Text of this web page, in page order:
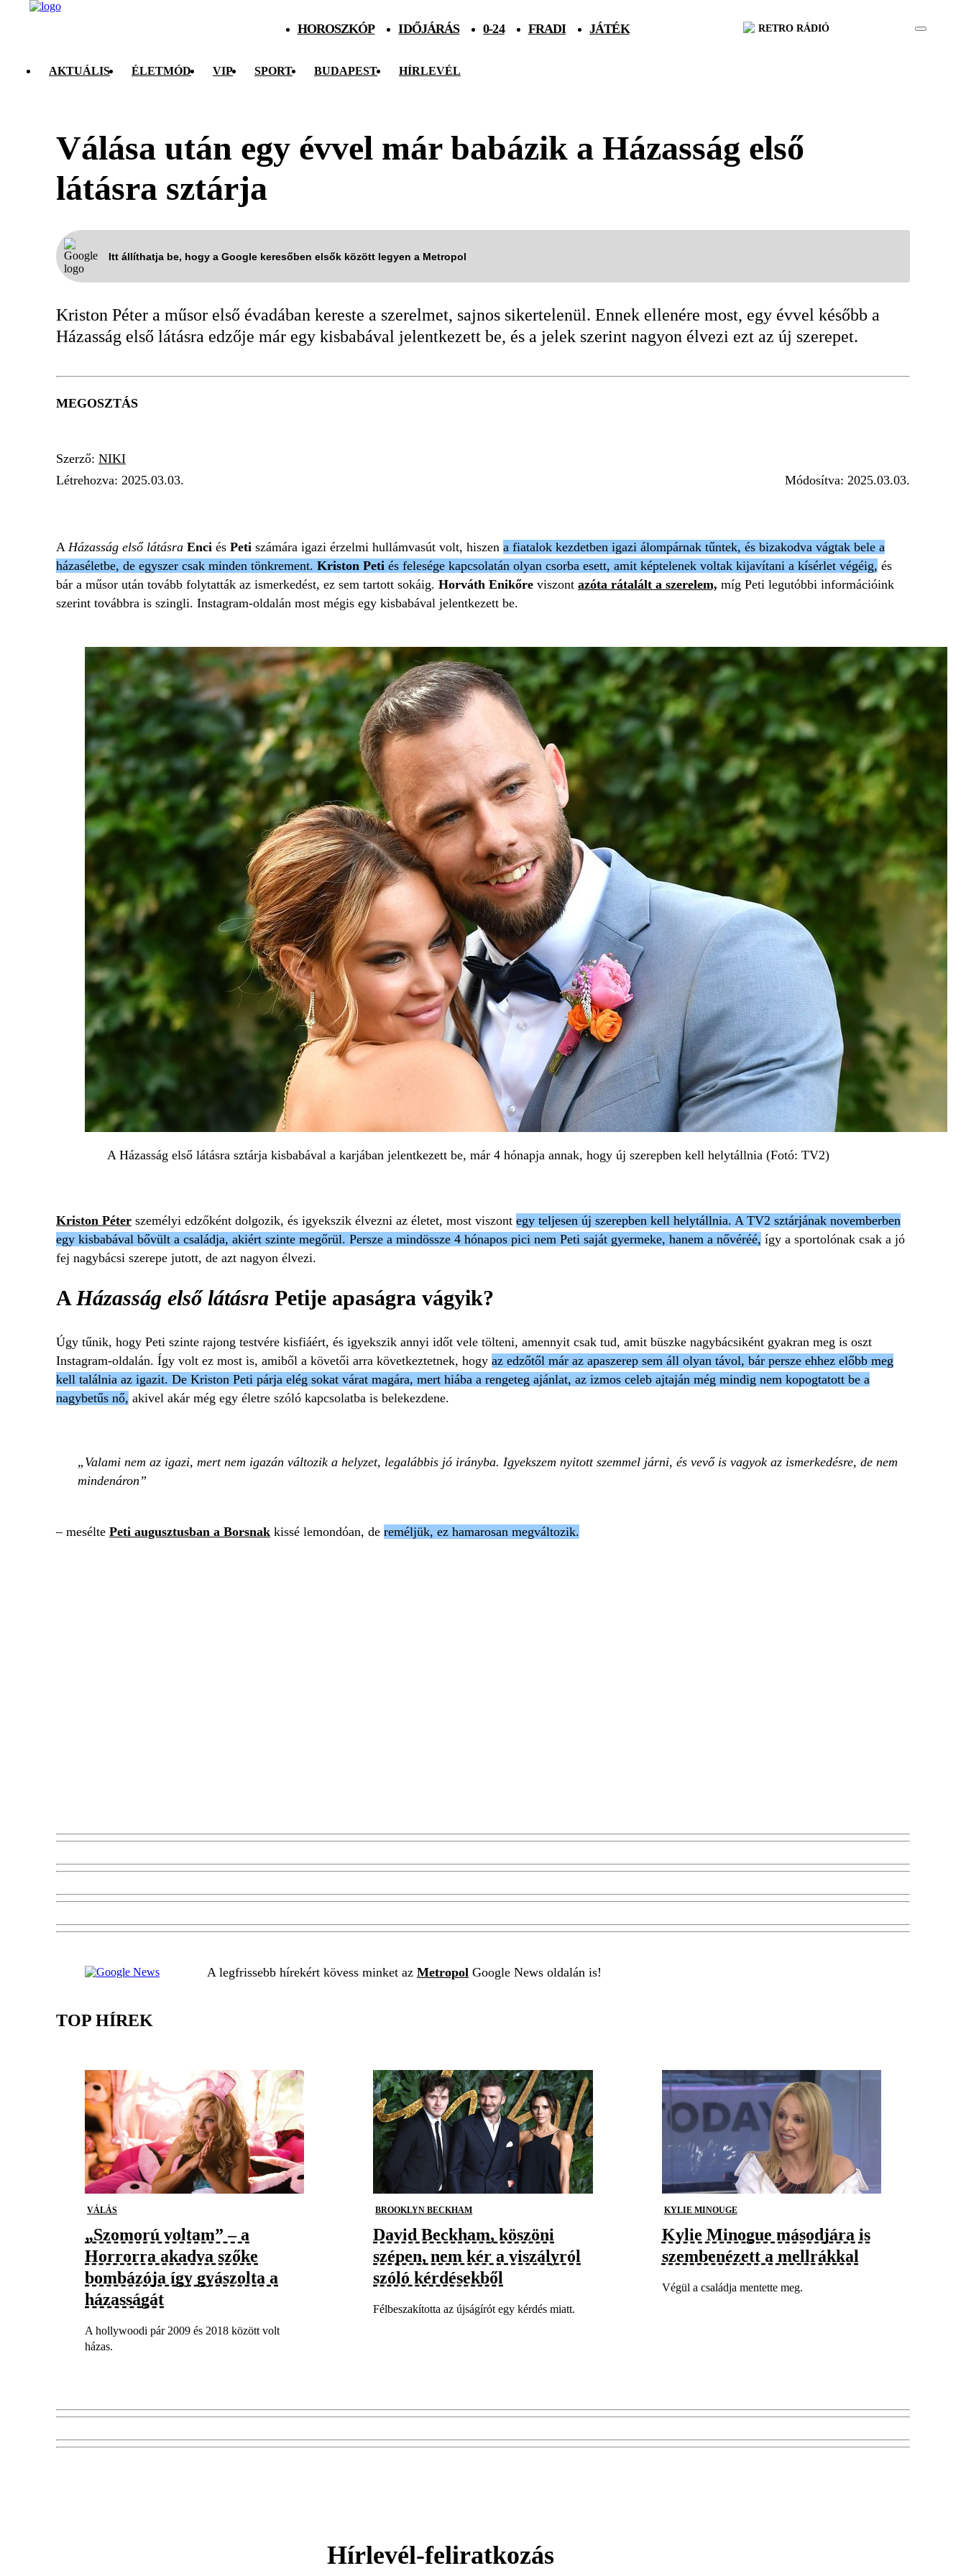
HOROSZKÓP IDŐJÁRÁS 0-24 FRADI JÁTÉK RETRO RÁDIÓ
AKTUÁLIS ÉLETMÓD VIP SPORT BUDAPEST HÍRLEVÉL
Válása után egy évvel már babázik a Házasság első
látásra sztárja
Itt állíthatja be, hogy a Google keresőben elsők között legyen a Metropol
Kriston Péter a műsor első évadában kereste a szerelmet, sajnos sikertelenül. Ennek ellenére most, egy évvel később a
Házasság első látásra edzője már egy kisbabával jelentkezett be, és a jelek szerint nagyon élvezi ezt az új szerepet.
MEGOSZTÁS
Szerző: NIKI
Létrehozva: 2025.03.03. Módosítva: 2025.03.03.
A Házasság első látásra Enci és Peti számára igazi érzelmi hullámvasút volt, hiszen a fiatalok kezdetben igazi álompárnak tűntek, és bizakodva vágtak bele a
házaséletbe, de egyszer csak minden tönkrement. Kriston Peti és felesége kapcsolatán olyan csorba esett, amit képtelenek voltak kijavítani a kísérlet végéig, és
bár a műsor után tovább folytatták az ismerkedést, ez sem tartott sokáig. Horváth Enikőre viszont azóta rátalált a szerelem, míg Peti legutóbbi információink
szerint továbbra is szingli. Instagram-oldalán most mégis egy kisbabával jelentkezett be.
A Házasság első látásra sztárja kisbabával a karjában jelentkezett be, már 4 hónapja annak, hogy új szerepben kell helytállnia (Fotó: TV2)
Kriston Péter személyi edzőként dolgozik, és igyekszik élvezni az életet, most viszont egy teljesen új szerepben kell helytállnia. A TV2 sztárjának novemberben
egy kisbabával bővült a családja, akiért szinte megőrül. Persze a mindössze 4 hónapos pici nem Peti saját gyermeke, hanem a nővéréé, így a sportolónak csak a jó
fej nagybácsi szerepe jutott, de azt nagyon élvezi.
A Házasság első látásra Petije apaságra vágyik?
Úgy tűnik, hogy Peti szinte rajong testvére kisfiáért, és igyekszik annyi időt vele tölteni, amennyit csak tud, amit büszke nagybácsiként gyakran meg is oszt
Instagram-oldalán. Így volt ez most is, amiből a követői arra következtetnek, hogy az edzőtől már az apaszerep sem áll olyan távol, bár persze ehhez előbb meg
kell találnia az igazit. De Kriston Peti párja elég sokat várat magára, mert hiába a rengeteg ajánlat, az izmos celeb ajtaján még mindig nem kopogtatott be a
nagybetűs nő, akivel akár még egy életre szóló kapcsolatba is belekezdene.
Valami nem az igazi, mert nem igazán változik a helyzet, legalábbis jó irányba. Igyekszem nyitott szemmel járni, és vevő is vagyok az ismerkedésre, de nem
mindenáron
– mesélte Peti augusztusban a Borsnak kissé lemondóan, de reméljük, ez hamarosan megváltozik.
A legfrissebb hírekért kövess minket az Metropol Google News oldalán is!
TOP HÍREK
VÁLÁS
„Szomorú voltam” – a
Horrorra akadva szőke
bombázója így gyászolta a
házasságát
A hollywoodi pár 2009 és 2018 között volt
házas.
BROOKLYN BECKHAM
David Beckham, köszöni
szépen, nem kér a viszályról
szóló kérdésekből
Félbeszakította az újságírót egy kérdés miatt.
KYLIE MINOUGE
Kylie Minogue másodjára is
szembenézett a mellrákkal
Végül a családja mentette meg.
Hírlevél-feliratkozás